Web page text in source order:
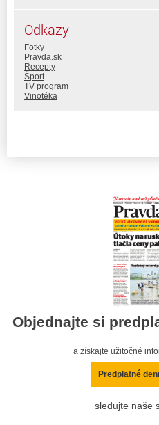
Odkazy
Fotky
Pravda.sk
Recepty
Šport
TV program
Vinotéka
Objednajte si
a získajte užitočné
Predplatné
sledujte naše